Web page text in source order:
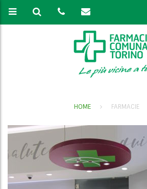
HOME FARMACIE